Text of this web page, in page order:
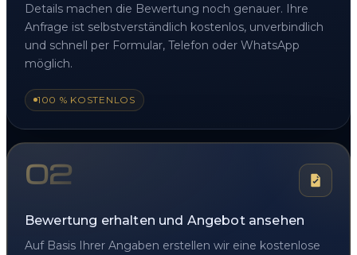
Details machen die Bewertung noch genauer. Ihre
Anfrage ist selbstverständlich kostenlos, unverbindlich
und schnell per Formular, Telefon oder WhatsApp
möglich.
100 % KOSTENLOS
02
Bewertung erhalten und Angebot ansehen
Auf Basis Ihrer Angaben erstellen wir eine kostenlose